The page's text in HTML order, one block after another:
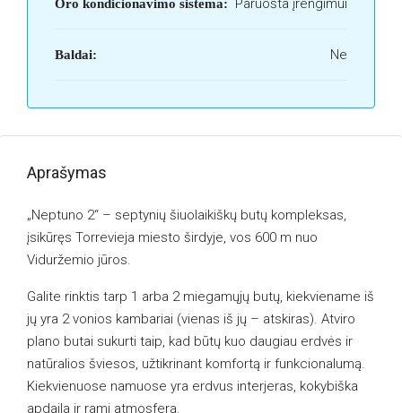
Oro kondicionavimo sistema: Paruošta įrengimui
Baldai: Ne
Aprašymas
„Neptuno 2“ – septynių šiuolaikiškų butų kompleksas,
įsikūręs Torrevieja miesto širdyje, vos 600 m nuo
Viduržemio jūros.
Galite rinktis tarp 1 arba 2 miegamųjų butų, kiekviename iš
jų yra 2 vonios kambariai (vienas iš jų – atskiras). Atviro
plano butai sukurti taip, kad būtų kuo daugiau erdvės ir
natūralios šviesos, užtikrinant komfortą ir funkcionalumą.
Kiekvienuose namuose yra erdvus interjeras, kokybiška
apdaila ir rami atmosfera.